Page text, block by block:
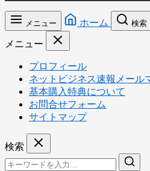
メニュー ホーム 検索
メニュー
プロフィール
ネットビジネス速報メール
基本購入特典について
お問合せフォーム
サイトマップ
検索